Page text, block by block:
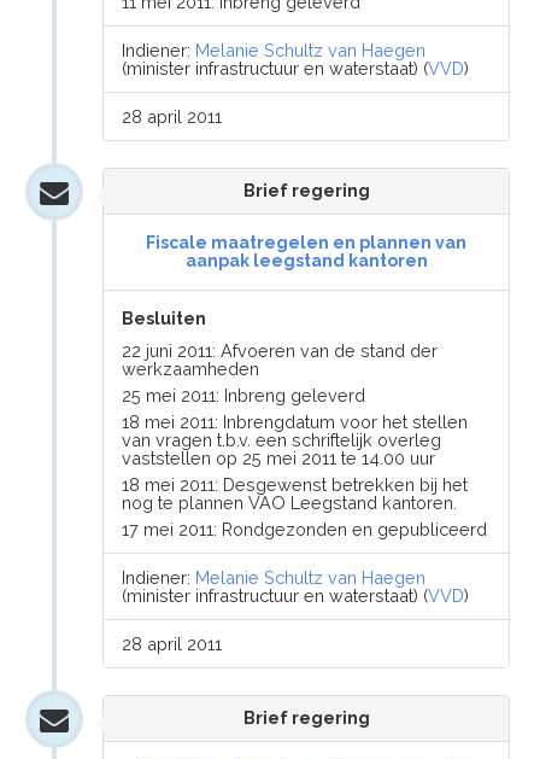
Indiener: Melanie Schultz van Haegen
(minister infrastructuur en waterstaat) (VVD)
28 april 2011
Brief regering
Fiscale maatregelen en plannen van
aanpak leegstand kantoren
Besluiten
22 juni 2011: Afvoeren van de stand der
werkzaamheden
25 mei 2011: Inbreng geleverd
18 mei 2011: Inbrengdatum voor het stellen
van vragen t.b.v. een schriftelijk overleg
vaststellen op 25 mei 2011 te 14.00 uur
18 mei 2011: Desgewenst betrekken bij het
nog te plannen VAO Leegstand kantoren.
17 mei 2011: Rondgezonden en gepubliceerd
Indiener: Melanie Schultz van Haegen
(minister infrastructuur en waterstaat) (VVD)
28 april 2011
Brief regering